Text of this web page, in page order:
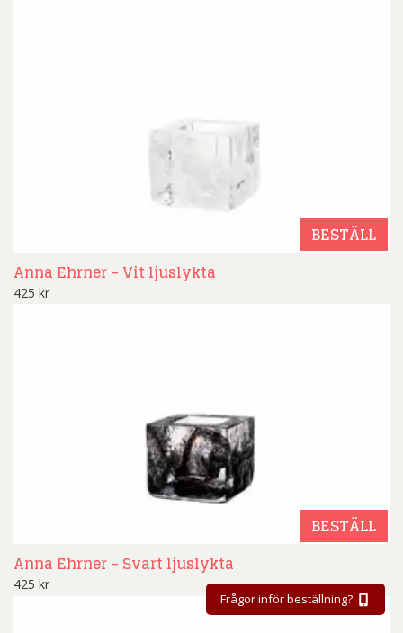
BESTÄLL
Anna Ehrner – Vit ljuslykta
425 kr
BESTÄLL
Anna Ehrner – Svart ljuslykta
425 kr
Frågor inför beställning?